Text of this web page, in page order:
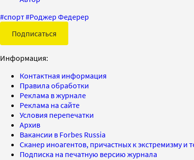
#спорт#Роджер Федерер
Подписаться
Информация:
Контактная информация
Правила обработки
Реклама в журнале
Реклама на сайте
Условия перепечатки
Архив
Вакансии в Forbes Russia
Сканер иноагентов, причастных к экстремизму
Подписка на печатную версию журнала